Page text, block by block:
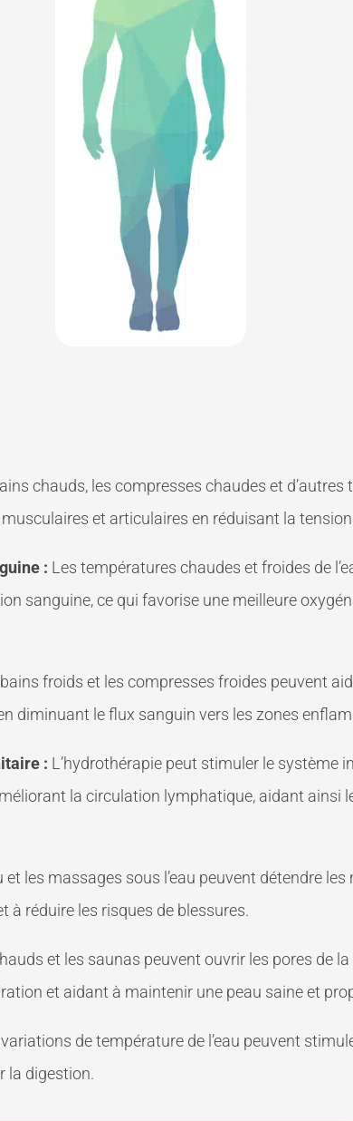
chauds, les compresses chaudes et d’autres
et articulaires en réduisant la
: Les températures chaudes et froides de
sanguine, ce qui favorise une meilleure
froids et les compresses froides peuvent
diminuant le flux sanguin vers les zones
: L’hydrothérapie peut stimuler le système
la circulation lymphatique, aidant ainsi
et les massages sous l’eau peuvent détendre
à réduire les risques de blessures.
et les saunas peuvent ouvrir les pores de
et aidant à maintenir une peau saine et
de température de l’eau peuvent
la digestion.